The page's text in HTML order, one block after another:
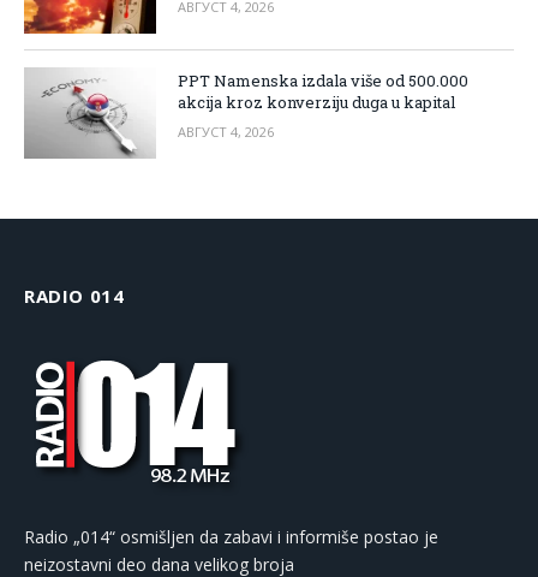
АВГУСТ 4, 2026
PPT Namenska izdala više od 500.000
akcija kroz konverziju duga u kapital
АВГУСТ 4, 2026
RADIO 014
Radio „014“ osmišljen da zabavi i informiše postao je
neizostavni deo dana velikog broja